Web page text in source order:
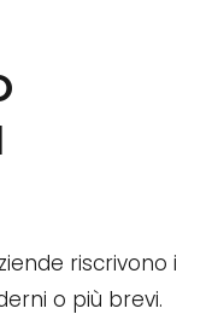
riscrivono i
o più brevi.